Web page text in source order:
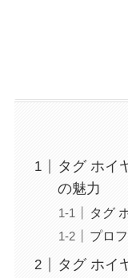
タグ ホイ
の魅力
タグ
プロ
タグ ホイ